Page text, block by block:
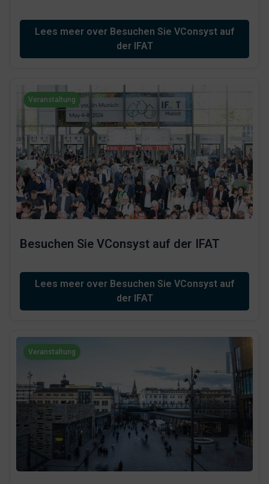
Lees meer over Besuchen Sie VConsyst auf
der IFAT
Veranstaltung
Besuchen Sie VConsyst auf der IFAT
Lees meer over Besuchen Sie VConsyst auf
der IFAT
Veranstaltung